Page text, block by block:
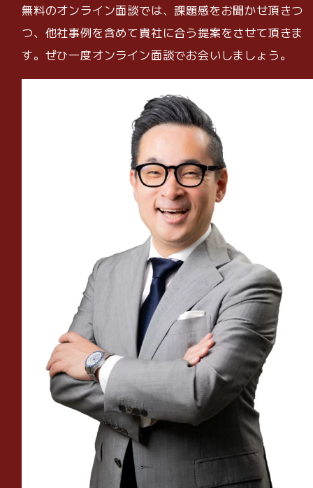
無料のオンライン面談では、課題感をお聞かせ頂きつ
つ、他社事例を含めて貴社に合う提案をさせて頂きま
す。ぜひ一度オンライン面談でお会いしましょう。